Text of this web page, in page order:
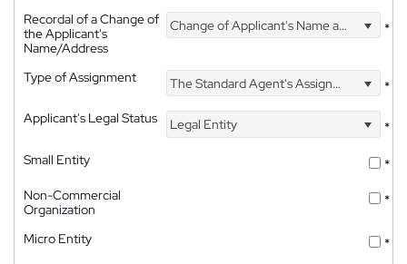
Recordal of a Change of
the Applicant's
Name/Address
Change of Applicant's Name and Address *
Type of Assignment The Standard Agent's Assignment
*
Applicant's Legal Status
Legal Entity
*
Small Entity
*
Non-Commercial
Organization
*
Micro Entity
*